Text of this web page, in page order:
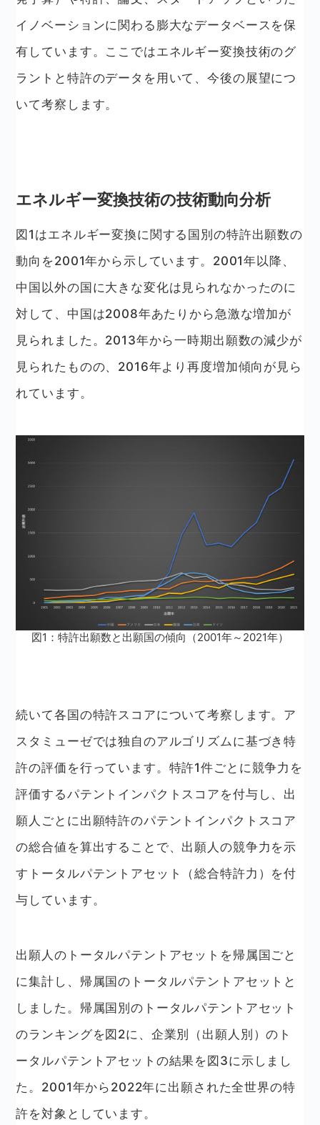
イノベーションに関わる膨大なデータベースを保
有しています。ここではエネルギー変換技術のグ
ラントと特許のデータを用いて、今後の展望につ
いて考察します。
エネルギー変換技術の技術動向分析
図1はエネルギー変換に関する国別の特許出願数の
動向を2001年から示しています。2001年以降、
中国以外の国に大きな変化は見られなかったのに
対して、中国は2008年あたりから急激な増加が
見られました。2013年から一時期出願数の減少が
見られたものの、2016年より再度増加傾向が見ら
れています。
図1：特許出願数と出願国の傾向（2001年～2021年）
続いて各国の特許スコアについて考察します。ア
スタミューゼでは独自のアルゴリズムに基づき特
許の評価を行っています。特許1件ごとに競争力を
評価するパテントインパクトスコアを付与し、出
願人ごとに出願特許のパテントインパクトスコア
の総合値を算出することで、出願人の競争力を示
すトータルパテントアセット（総合特許力）を付
与しています。
出願人のトータルパテントアセットを帰属国ごと
に集計し、帰属国のトータルパテントアセットと
しました。帰属国別のトータルパテントアセット
のランキングを図2に、企業別（出願人別）のト
ータルパテントアセットの結果を図3に示しまし
た。2001年から2022年に出願された全世界の特
許を対象としています。